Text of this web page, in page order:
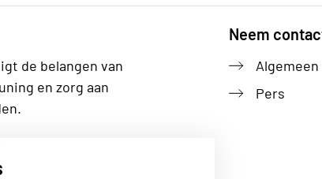
de belangen van
en zorg aan
Neem
Algemeen
Pers